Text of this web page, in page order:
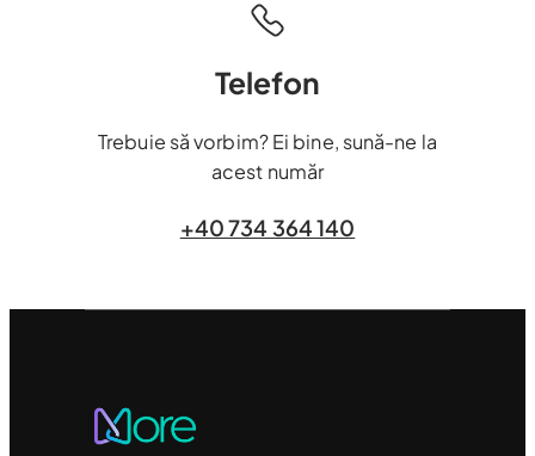
Telefon
Trebuie să vorbim? Ei bine, sună-ne la
acest număr
+40 734 364 140